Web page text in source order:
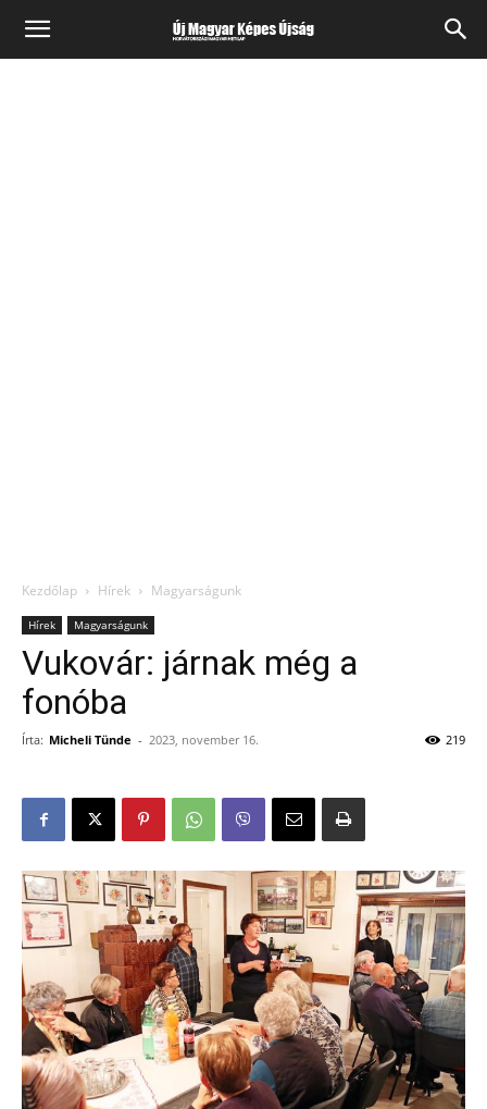
Kezdőlap Hírek Magyarságunk
Hírek Magyarságunk
Vukovár: járnak még a
fonóba
Írta: Micheli Tünde - 2023, november 16. 219